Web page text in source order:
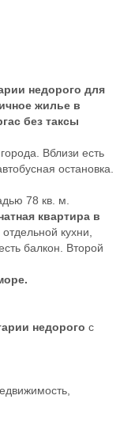
недорого для
жилье в
без таксы
Вблизи есть
остановка.
78 кв. м.
квартира в
кухни,
балкон. Второй
недорого с
,